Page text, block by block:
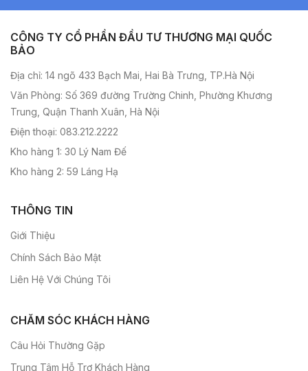
CÔNG TY CỔ PHẦN ĐẦU TƯ THƯƠNG MẠI QUỐC
BẢO
Địa chỉ: 14 ngõ 433 Bạch Mai, Hai Bà Trưng, TP.Hà Nội
Văn Phòng: Số 369 đường Trường Chinh, Phường Khương
Trung, Quận Thanh Xuân, Hà Nội
Điện thoại: 083.212.2222
Kho hàng 1: 30 Lý Nam Đế
Kho hàng 2: 59 Láng Hạ
THÔNG TIN
Giới Thiệu
Chính Sách Bảo Mật
Liên Hệ Với Chúng Tôi
CHĂM SÓC KHÁCH HÀNG
Câu Hỏi Thường Gặp
Trung Tâm Hỗ Trợ Khách Hàng